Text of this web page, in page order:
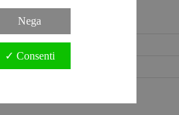
Ch
Nega
✓ Consenti